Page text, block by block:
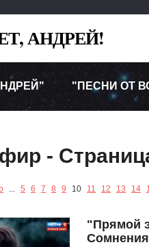
АНДРЕЙ!
"ПЕСНИ ОТ
-
... 5 6 7 8 9 10 11 12 13 14
"Прямой